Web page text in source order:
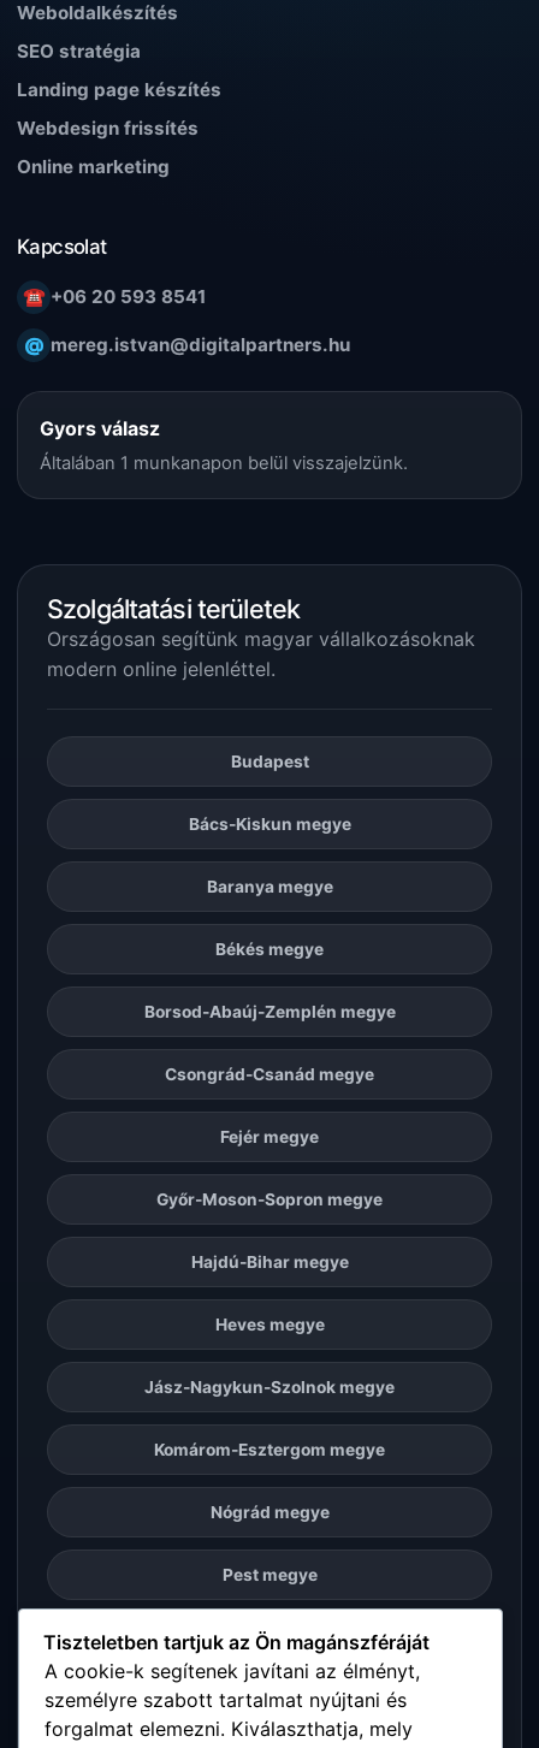
Weboldalkészítés
SEO stratégia
Landing page készítés
Webdesign frissítés
Online marketing
Kapcsolat
☎ +06 20 593 8541
@ mereg.istvan@digitalpartners.hu
Gyors válasz
Általában 1 munkanapon belül visszajelzünk.
Szolgáltatási területek
Országosan segítünk magyar vállalkozásoknak
modern online jelenléttel.
Budapest
Bács-Kiskun megye
Baranya megye
Békés megye
Borsod-Abaúj-Zemplén megye
Csongrád-Csanád megye
Fejér megye
Győr-Moson-Sopron megye
Hajdú-Bihar megye
Heves megye
Jász-Nagykun-Szolnok megye
Komárom-Esztergom megye
Nógrád megye
Pest megye
Somogy megye
Szabolcs-Szatmár-Bereg megye
Tiszteletben tartjuk az Ön magánszféráját
A cookie-k segítenek javítani az élményt,
személyre szabott tartalmat nyújtani és
forgalmat elemezni. Kiválaszthatja, mely